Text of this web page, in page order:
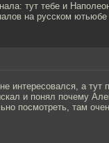
тут тебе и
на русском
интересовался, а
и понял почему
посмотреть, там